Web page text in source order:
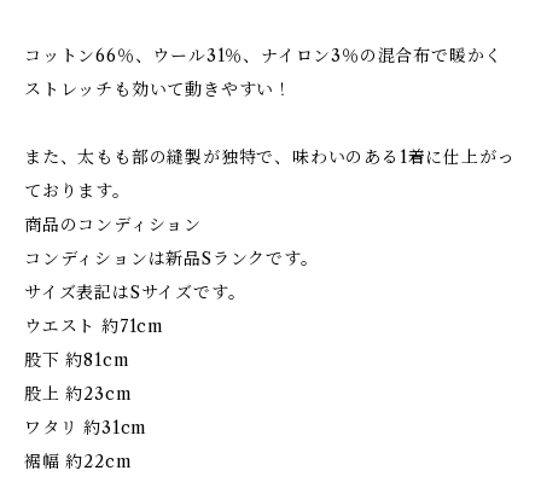
コットン66％、ウール31％、ナイロン3％の混合布で暖かく
ストレッチも効いて動きやすい！
また、太もも部の縫製が独特で、味わいのある1着に仕上がっ
ております。
商品のコンディション
コンディションは新品Sランクです。
サイズ表記はSサイズです。
ウエスト 約71cm
股下 約81cm
股上 約23cm
ワタリ 約31cm
裾幅 約22cm